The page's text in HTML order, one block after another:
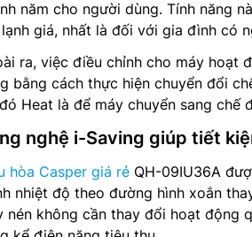
năm cho người dùng. Tính năng
giá, nhất là đối với gia đình có
ra, việc điều chỉnh cho máy hoạt
bằng cách thực hiện chuyển đổi
Heat là để máy chuyển sang chế
nghệ i-Saving giúp tiết
hòa Casper giá rẻ QH-09IU36A
nhiệt độ theo đường hình xoắn
nén không cần thay đổi hoạt động